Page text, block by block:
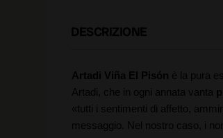
DESCRIZIONE
Artadi Viña El Pisón è la pura
Artadi, che in ogni annata vanta
«tutti i sentimenti di affetto,
messaggio. Nel nostro caso, i